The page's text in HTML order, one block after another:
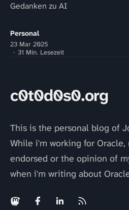
Gedanken zu AI
Personal
23 Mar 2025
31 Min. Lesezeit
c0t0d0s0.org
This is the personal blog of
While i'm working for
endorsed or the opinion of
when i'm writing about